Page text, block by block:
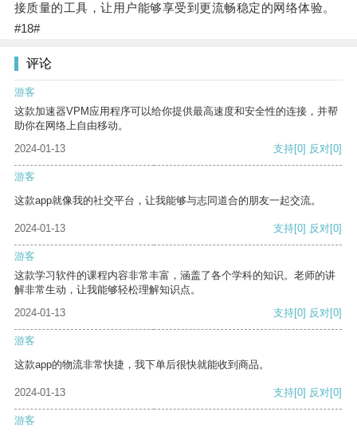
接质量的工具，让用户能够享受到更流畅稳定的网络体验。
#18#
评论
游客
这款加速器VPM应用程序可以给你提供最高速度和安全性的连接，并帮
助你在网络上自由移动。
2024-01-13
支持[0] 反对[0]
游客
这款app就像我的社交平台，让我能够与志同道合的朋友一起交流。
2024-01-13 支持[0] 反对[0]
游客
这款学习软件的课程内容非常丰富，涵盖了各个学科的知识。老师的讲
解非常生动，让我能够轻松理解知识点。
2024-01-13
支持[0] 反对[0]
游客
这款app的物流非常快捷，我下单后很快就能收到商品。
2024-01-13 支持[0] 反对[0]
游客